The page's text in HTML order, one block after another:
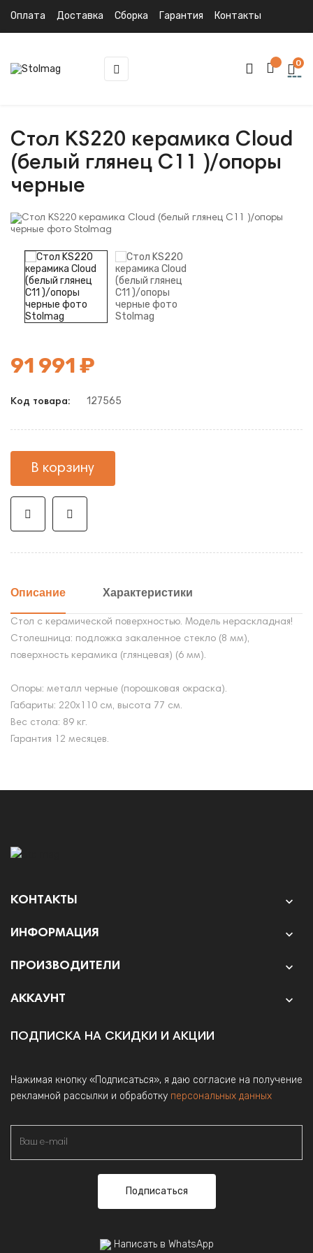
Оплата Доставка Сборка Гарантия Контакты
Toggle
navigation
☰ 0
Стол KS220 керамика Cloud
(белый глянец C11 )/опоры
черные
91 991 ₽
Код товара: 127565
В корзину
Описание Характеристики
Стол с керамической поверхностью. Модель нераскладная!
Столешница: подложка закаленное стекло (8 мм),
поверхность керамика (глянцевая) (6 мм).
Опоры: металл черные (порошковая окраска).
Габариты: 220х110 см, высота 77 см.
Вес стола: 89 кг.
Гарантия 12 месяцев.
КОНТАКТЫ 
ИНФОРМАЦИЯ 
ПРОИЗВОДИТЕЛИ 
АККАУНТ 
ПОДПИСКА НА СКИДКИ И АКЦИИ
Нажимая кнопку «Подписаться», я даю согласие на получение
рекламной рассылки и обработку персональных данных
Подписаться
Написать в WhatsApp